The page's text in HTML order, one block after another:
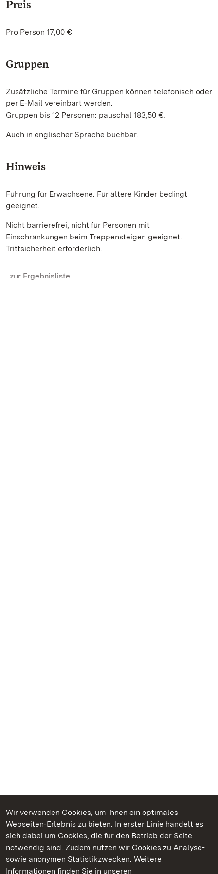
Wir verwenden Cookies, um Ihnen ein optimales
Webseiten-Erlebnis zu bieten. In erster Linie handelt es
sich dabei um Cookies, die für den Betrieb der Seite
notwendig sind. Zudem nutzen wir Cookies zu Analyse-
sowie anonymen Statistikzwecken. Weitere
Informationen finden Sie in unseren
Preis
Pro Person 17,00 €
Gruppen
Zusätzliche Termine für Gruppen können telefonisch oder
per E-Mail vereinbart werden.
Gruppen bis 12 Personen: pauschal 183,50 €.
Auch in englischer Sprache buchbar.
Hinweis
Führung für Erwachsene. Für ältere Kinder bedingt
geeignet.
Nicht barrierefrei, nicht für Personen mit
Einschränkungen beim Treppensteigen geeignet.
Trittsicherheit erforderlich.
zur Ergebnisliste
Kommen. Staunen. Genießen.